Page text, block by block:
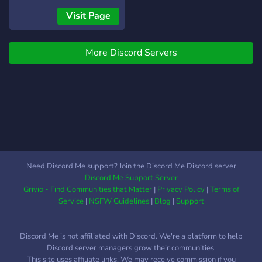
Visit Page
More Discord Servers
Need Discord Me support? Join the Discord Me Discord server
Discord Me Support Server
Grivio - Find Communities that Matter| Privacy Policy|Terms of
Service| NSFW Guidelines| Blog |Support
Discord Me is not affiliated with Discord. We're a platform to help
Discord server managers grow their communities.
This site uses affiliate links. We may receive commission if you